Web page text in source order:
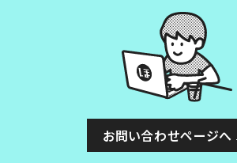
お問い合わせページへ